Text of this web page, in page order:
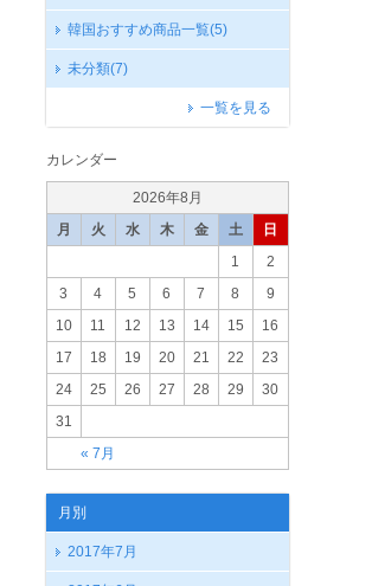
韓国おすすめ商品一覧(5)
未分類(7)
一覧を見る
カレンダー
2026年8月
月
火 水 木 金 土 日
« 7月
1
2
3
4 5 6 7 8
9
10
11 12 13 14 15
16
17
18 19 20 21 22
23
24
25 26 27 28 29
30
31
月別
2017年7月